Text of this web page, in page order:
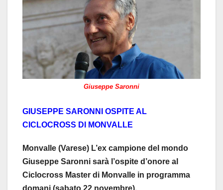
Giuseppe Saronni
GIUSEPPE SARONNI OSPITE AL
CICLOCROSS DI MONVALLE
Monvalle (Varese) L’ex campione del mondo
Giuseppe Saronni sarà l’ospite d’onore al
Ciclocross Master di Monvalle in programma
domani (sabato 22 novembre).